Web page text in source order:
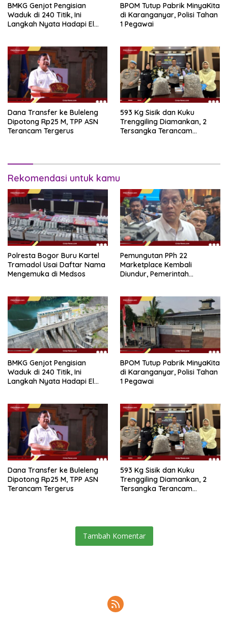
BMKG Genjot Pengisian
Waduk di 240 Titik, Ini
Langkah Nyata Hadapi El
BPOM Tutup Pabrik MinyaKita
di Karanganyar, Polisi Tahan
1 Pegawai
Dana Transfer ke Buleleng
Dipotong Rp25 M, TPP ASN
Terancam Tergerus
593 Kg Sisik dan Kuku
Trenggiling Diamankan, 2
Tersangka Terancam
Rekomendasi untuk kamu
Polresta Bogor Buru Kartel
Tramadol Usai Daftar Nama
Mengemuka di Medsos
Pemungutan PPh 22
Marketplace Kembali
Diundur, Pemerintah
BMKG Genjot Pengisian
Waduk di 240 Titik, Ini
Langkah Nyata Hadapi El
BPOM Tutup Pabrik MinyaKita
di Karanganyar, Polisi Tahan
1 Pegawai
Dana Transfer ke Buleleng
Dipotong Rp25 M, TPP ASN
Terancam Tergerus
593 Kg Sisik dan Kuku
Trenggiling Diamankan, 2
Tersangka Terancam
Tambah Komentar